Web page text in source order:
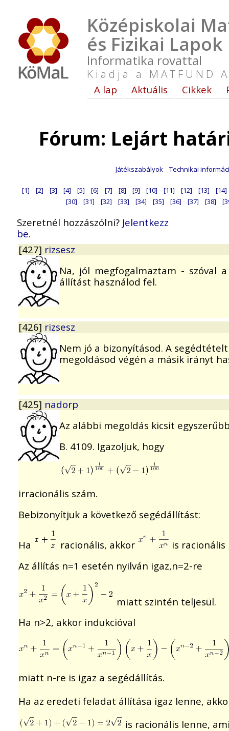
Középiskolai
és Fizikai Lapok
Informatika rovattal
Kiadja a MATFUND
A lap Aktuális Cikkek
Fórum: Lejárt
Játékszabályok Technikai
[1] [2] [3] [4] [5] [6] [7] [8] [9] [10] [11] [12] [13]
[14]
[30]
[31] [32] [33] [34] [35] [36] [37] [38]
Szeretnél hozzászólni? Jelentkezz
be.
[427] rizsesz
Na, jól megfogalmaztam - szóval
állítást használod fel.
[426] rizsesz
Nem jó a bizonyításod. A
megoldásod végén a másik irányt
[425] nadorp
Az alábbi megoldás kicsit
B. 4109. Igazoljuk, hogy
irracionális szám.
Bebizonyítjuk a következő segédállítást:
Ha racionális, akkor
is
Az állítás n=1 esetén nyilván igaz,n=2-re
miatt szintén teljesül.
Ha n>2, akkor indukcióval
miatt n-re is igaz a segédállítás.
Ha az eredeti feladat állítása igaz lenne,
is racionális lenne,